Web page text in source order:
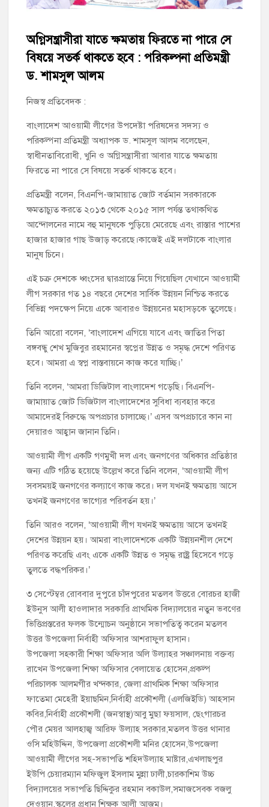
চাঁদপুর সদর উপজেলা বিএনপির উপদেষ্টা মন্ডলীসহ ১০১ সদস্য বিশিষ্ট
চাঁদপুর-৫ আসনের সাবেক এমপি এম এ মতিনের কবর জিয়ারত করলেন
সম্ভাব্য মেয়র প্রার্থী অ্যাডভোকেট ওমর ফারুক খান টিটু
চাঁদপুর পৌর বিএনপির উপদেষ্টা মন্ডলীসহ ১০১ সদস্য বিশিষ্ট পূর্ণাঙ্গ
কমিটি অনুমোদন
হাইমচরের হালিম চত্বরের দোকান উচ্ছেদ, ১০ হাজার টাকা জরিমানা
মঞ্চে নয়, নেতাকর্মীদের সারিতে বসে মতবিনিময় করলেন শিক্ষামন্ত্রী আ,ন,ম
চাঁদপুর জেলা বিএনপির সিনিয়র সহ-সভাপতি মাহবুব আনোয়ার বাবলুর
মৃত্যুতে স্মরণ সভা ও দোয়া মাহফিল
অগ্নিসন্ত্রাসীরা যাতে ক্ষমতায় ফিরতে না পারে সে
বিষয়ে সতর্ক থাকতে হবে : পরিকল্পনা প্রতিমন্ত্রী
ড. শামসুল আলম
নিজস্ব প্রতিবেদক :
বাংলাদেশ আওয়ামী লীগের উপদেষ্টা পরিষদের সদস্য ও
পরিকল্পনা প্রতিমন্ত্রী অধ্যাপক ড. শামসুল আলম বলেছেন,
স্বাধীনতাবিরোধী, খুনি ও অগ্নিসন্ত্রাসীরা আবার যাতে ক্ষমতায়
ফিরতে না পারে সে বিষয়ে সতর্ক থাকতে হবে।
প্রতিমন্ত্রী বলেন, বিএনপি-জামায়াত জোট বর্তমান সরকারকে
ক্ষমতাচ্যুত করতে ২০১৩ থেকে ২০১৫ সাল পর্যন্ত তথাকথিত
আন্দোলনের নামে বহু মানুষকে পুড়িয়ে মেরেছে এবং রাস্তার পাশের
হাজার হাজার গাছ উজাড় করেছে।কাজেই এই দলটাকে বাংলার
মানুষ চিনে।
এই চক্র দেশকে ধ্বংসের দ্বারপ্রান্তে নিয়ে গিয়েছিল যেখানে আওয়ামী
লীগ সরকার গত ১৪ বছরে দেশের সার্বিক উন্নয়ন নিশ্চিত করতে
বিভিন্ন পদক্ষেপ নিয়ে একে আবারও উন্নয়নের মহাসড়কে তুলেছে।
তিনি আরো বলেন, ‘বাংলাদেশ এগিয়ে যাবে এবং জাতির পিতা
বঙ্গবন্ধু শেখ মুজিবুর রহমানের স্বপ্নের উন্নত ও সমৃদ্ধ দেশে পরিণত
হবে। আমরা এ স্বপ্ন বাস্তবায়নে কাজ করে যাচ্ছি।’
তিনি বলেন, ‘আমরা ডিজিটাল বাংলাদেশ গড়েছি। বিএনপি-
জামায়াত জোট ডিজিটাল বাংলাদেশের সুবিধা ব্যবহার করে
আমাদেরই বিরুদ্ধে অপপ্রচার চালাচ্ছে।’ এসব অপপ্রচারে কান না
দেয়ারও আহ্বান জানান তিনি।
আওয়ামী লীগ একটি গণমুখী দল এবং জনগণের অধিকার প্রতিষ্ঠার
জন্য এটি গঠিত হয়েছে উল্লেখ করে তিনি বলেন, ‘আওয়ামী লীগ
সবসময়ই জনগণের কল্যাণে কাজ করে। দল যখনই ক্ষমতায় আসে
তখনই জনগণের ভাগ্যের পরিবর্তন হয়।’
তিনি আরও বলেন, ‘আওয়ামী লীগ যখনই ক্ষমতায় আসে তখনই
দেশের উন্নয়ন হয়। আমরা বাংলাদেশকে একটি উন্নয়নশীল দেশে
পরিণত করেছি এবং একে একটি উন্নত ও সমৃদ্ধ রাষ্ট্র হিসেবে গড়ে
তুলতে বদ্ধপরিকর।’
৩ সেপ্টেম্বর রোববার দুপুরে চাঁদপুরের মতলব উত্তরে বোরচর হাজী
ইউনুস আলী হাওলাদার সরকারি প্রাথমিক বিদ্যালয়ের নতুন ভবণের
ভিত্তিপ্রস্তরের ফলক উন্মোচন অনুষ্ঠানে সভাপতিত্ব করেন মতলব
উত্তর উপজেলা নির্বাহী অফিসার আশরাফুল হাসান।
উপজেলা সহকারী শিক্ষা অফিসার অলি উল্যাহর সঞ্চালনায় বক্তব্য
রাখেন উপজেলা শিক্ষা অফিসার বেলায়েত হোসেন,প্রকল্প
পরিচালক আলমগীর খন্দকার, জেলা প্রাথমিক শিক্ষা অফিসার
ফাতেমা মেহেরী ইয়াছমিন,নির্বাহী প্রকৌশলী (এলজিইডি) আহসান
কবির,নির্বাহী প্রকৌশলী (জনস্বাস্থ)আবু মুছা ফয়সাল, ছেংগারচর
পৌর মেয়র আলহাজ্ব আরিফ উল্যাহ সরকার,মতলব উত্তর থানার
ওসি মহিউদ্দিন, উপজেলা প্রকৌশলী মনির হোসেন,উপজেলা
আওয়ামী লীগের সহ-সভাপতি শহিদউল্যাহ মাষ্টার,এখলাছপুর
ইউপি চেয়ারম্যান মফিজুল ইসলাম মুন্না ঢালী,চারকাশিম উচ্চ
বিদ্যালয়ের সভাপতি ছিদ্দিকুর রহমান বকাউল,সমাজসেবক বজলু
দেওয়ান,স্কুলের প্রধান শিক্ষক আলী আজম।